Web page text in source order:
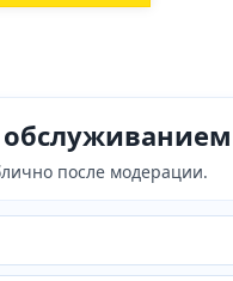
после модерации.